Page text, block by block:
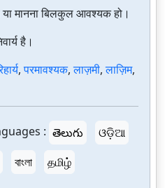
मानना बिलकुल आवश्यक हो।
है।
,परमावश्यक,लाज़मी,लाज़िम,
: తెలుగు
ଓଡ଼ିଆ
বাংলা
தமிழ்